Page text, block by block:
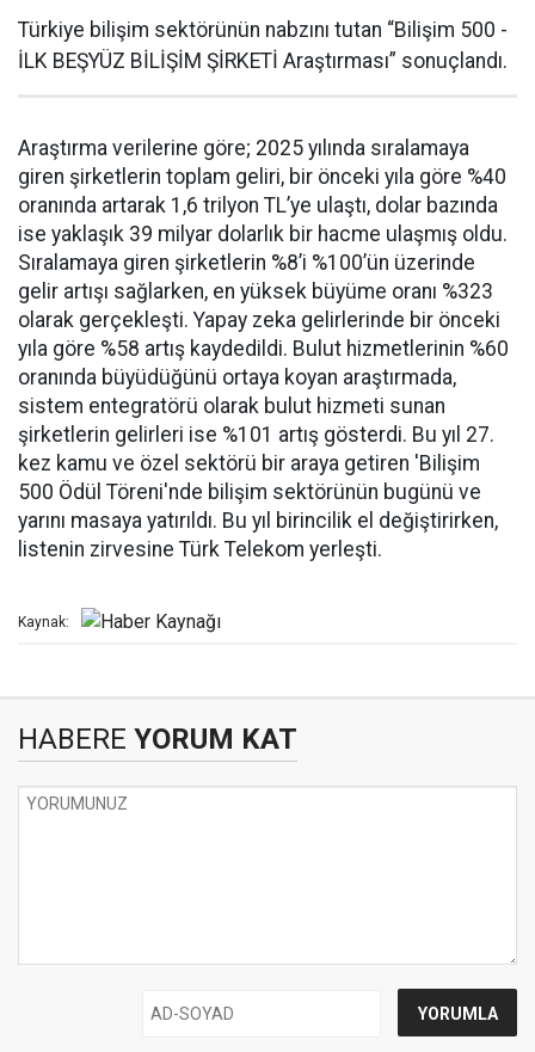
Türkiye bilişim sektörünün nabzını tutan “Bilişim 500 -
İLK BEŞYÜZ BİLİŞİM ŞİRKETİ Araştırması” sonuçlandı.
Araştırma verilerine göre; 2025 yılında sıralamaya
giren şirketlerin toplam geliri, bir önceki yıla göre %40
oranında artarak 1,6 trilyon TL’ye ulaştı, dolar bazında
ise yaklaşık 39 milyar dolarlık bir hacme ulaşmış oldu.
Sıralamaya giren şirketlerin %8’i %100’ün üzerinde
gelir artışı sağlarken, en yüksek büyüme oranı %323
olarak gerçekleşti. Yapay zeka gelirlerinde bir önceki
yıla göre %58 artış kaydedildi. Bulut hizmetlerinin %60
oranında büyüdüğünü ortaya koyan araştırmada,
sistem entegratörü olarak bulut hizmeti sunan
şirketlerin gelirleri ise %101 artış gösterdi. Bu yıl 27.
kez kamu ve özel sektörü bir araya getiren 'Bilişim
500 Ödül Töreni'nde bilişim sektörünün bugünü ve
yarını masaya yatırıldı. Bu yıl birincilik el değiştirirken,
listenin zirvesine Türk Telekom yerleşti.
Kaynak:
HABERE YORUM KAT